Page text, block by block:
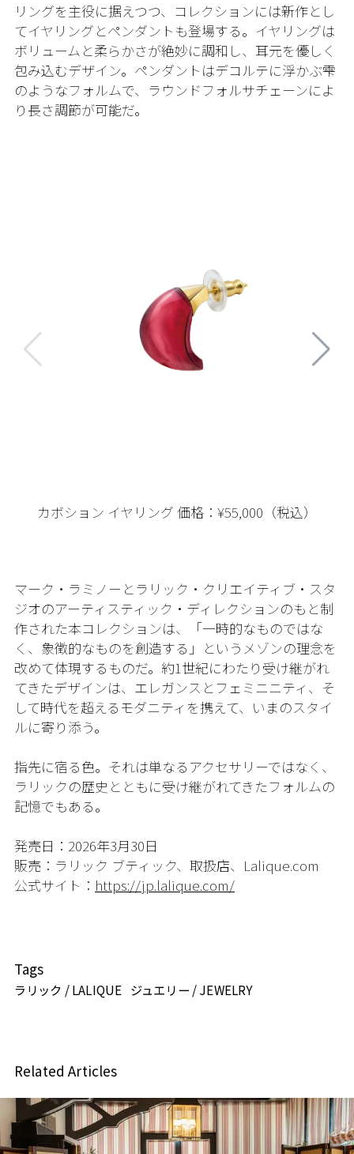
リングを主役に据えつつ、コレクションには新作とし
てイヤリングとペンダントも登場する。イヤリングは
ボリュームと柔らかさが絶妙に調和し、耳元を優しく
包み込むデザイン。ペンダントはデコルテに浮かぶ雫
のようなフォルムで、ラウンドフォルサチェーンによ
り長さ調節が可能だ。
カボション イヤリング 価格：¥55,000（税込）
マーク・ラミノーとラリック・クリエイティブ・スタ
ジオのアーティスティック・ディレクションのもと制
作された本コレクションは、「一時的なものではな
く、象徴的なものを創造する」というメゾンの理念を
改めて体現するものだ。約1世紀にわたり受け継がれ
てきたデザインは、エレガンスとフェミニニティ、そ
して時代を超えるモダニティを携えて、いまのスタイ
ルに寄り添う。
指先に宿る色。それは単なるアクセサリーではなく、
ラリックの歴史とともに受け継がれてきたフォルムの
記憶でもある。
発売日：2026年3月30日
販売：ラリック ブティック、取扱店、Lalique.com
公式サイト： https://jp.lalique.com/
Tags
ラリック / LALIQUE ジュエリー / JEWELRY
Related Articles